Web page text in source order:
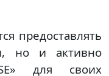
предоставлять
но и активно
для своих